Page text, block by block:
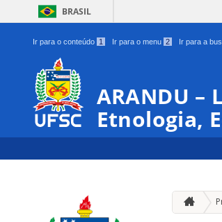
BRASIL
Ir para o conteúdo 1 Ir para o menu 2 Ir para a
ARANDU
Etnologia,